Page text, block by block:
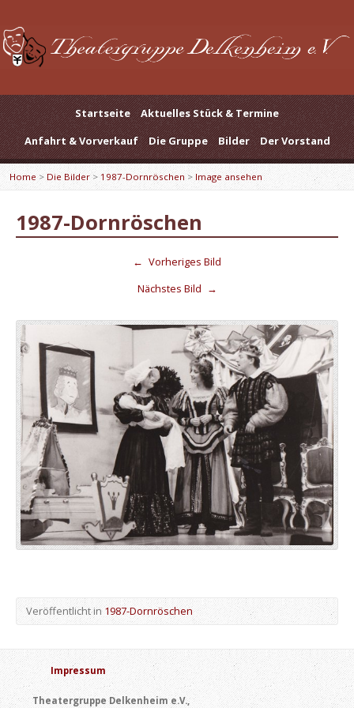
Startseite
Aktuelles Stück & Termine
Anfahrt & Vorverkauf
Die Gruppe Bilder Der Vorstand
Home > Die Bilder> 1987-Dornröschen > Image ansehen
1987-Dornröschen
← Vorheriges Bild
Nächstes Bild →
Veröffentlicht in1987-Dornröschen
Impressum
Theatergruppe Delkenheim e.V.,